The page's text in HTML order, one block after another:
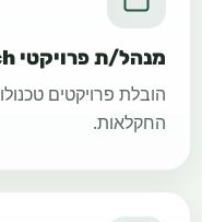
מנהל/ת פרויקטי AgTech
הובלת פרויקטים
החקלאות.